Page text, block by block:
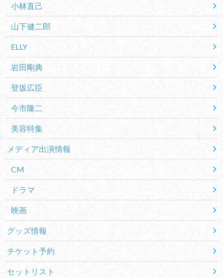
小林直己
山下健二郎
ELLY
岩田剛典
登坂広臣
今市隆二
美容特集
メディア出演情報
CM
ドラマ
映画
グッズ情報
チケット予約
セットリスト